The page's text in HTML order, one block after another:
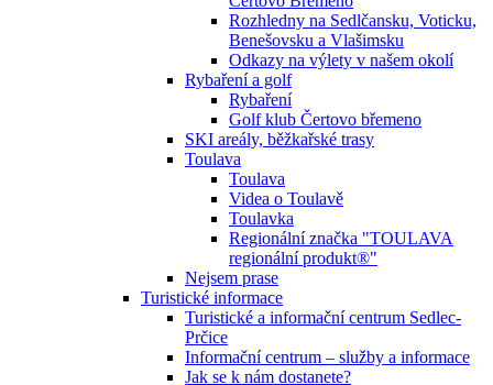
Rozhledny na Sedlčansku, Voticku,
Benešovsku a Vlašimsku
Odkazy na výlety v našem okolí
Rybaření a golf
Rybaření
Golf klub Čertovo břemeno
SKI areály, běžkařské trasy
Toulava
Toulava
Videa o Toulavě
Toulavka
Regionální značka "TOULAVA
regionální produkt®"
Nejsem prase
Turistické informace
Turistické a informační centrum Sedlec-
Prčice
Informační centrum – služby a informace
Jak se k nám dostanete?